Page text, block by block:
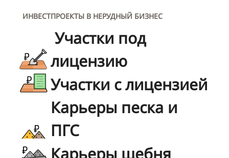
ИНВЕСТПРОЕКТЫ В НЕРУДНЫЙ БИЗНЕС
Участки под
лицензию
Участки с лицензией
Карьеры песка и
ПГС
Карьеры щебня